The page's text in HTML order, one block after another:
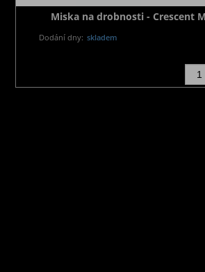
Miska na drobnosti - Crescent
Dodání dny: skladem